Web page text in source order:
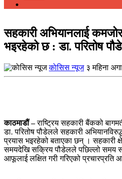
सहकारी अभियानलाई
भइरहेको छ : डा. परितोष
काेसिस न्यूज ३ महिना
काठमाडौं –राष्ट्रिय सहकारी बैंकको
डा. परितोष पौडेलले सहकारी
प्रयास भइरहेको बताएका छन् । सहकारी
समयदेखि सक्रिय पौडेलले पछिल्लो समय
आफूलाई लक्षित गरी गरिएको प्रचारप्रति